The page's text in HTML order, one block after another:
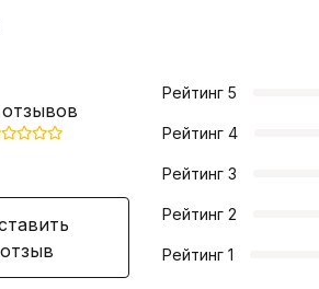
отзывов
отзыв
Рейтинг5
Рейтинг4
Рейтинг3
Рейтинг2
Рейтинг1